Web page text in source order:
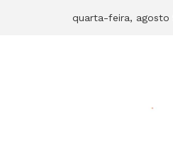
quarta-feira, agosto